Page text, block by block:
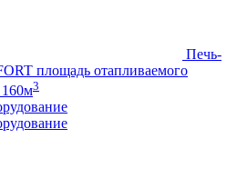
Печь-
площадь отапливаемого
3